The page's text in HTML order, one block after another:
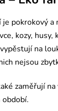
pokrokový
kozy,
na
nejsou
zaměřují